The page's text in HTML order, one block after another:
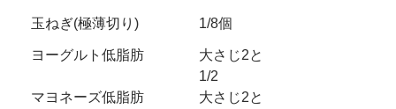
玉ねぎ(極薄切り) 1/8個
ヨーグルト低脂肪
大さじ2と
1/2
マヨネーズ低脂肪
大さじ2と